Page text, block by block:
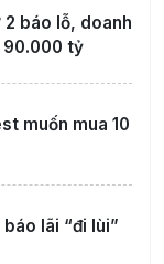
báo lỗ, doanh
90.000 tỷ
muốn mua 10
lãi “đi lùi”